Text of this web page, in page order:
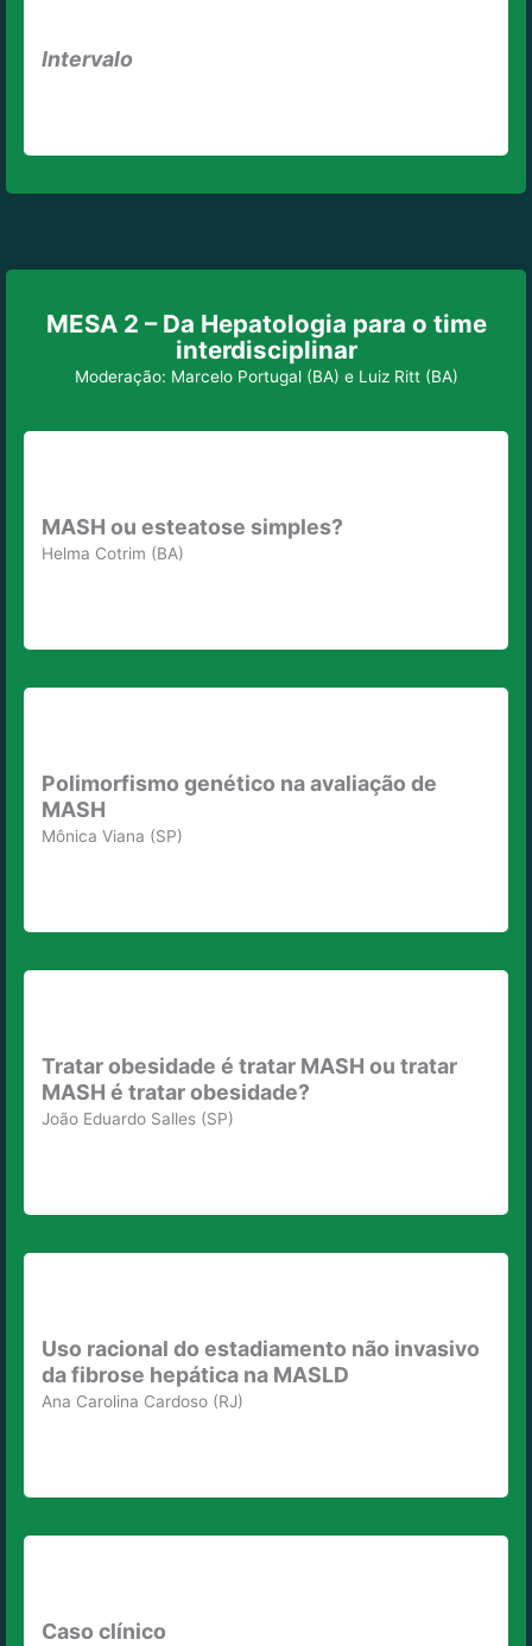
Intervalo
MESA 2 – Da Hepatologia para o time
interdisciplinar
Moderação: Marcelo Portugal (BA) e Luiz Ritt (BA)
MASH ou esteatose simples?
Helma Cotrim (BA)
Polimorfismo genético na avaliação de
MASH
Mônica Viana (SP)
Tratar obesidade é tratar MASH ou tratar
MASH é tratar obesidade?
João Eduardo Salles (SP)
Uso racional do estadiamento não invasivo
da fibrose hepática na MASLD
Ana Carolina Cardoso (RJ)
Caso clínico